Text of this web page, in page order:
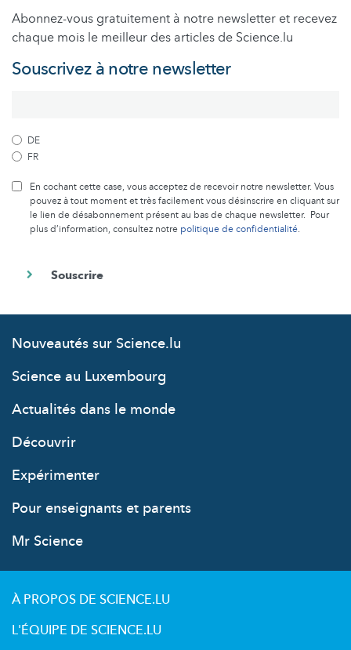
Abonnez-vous gratuitement à notre newsletter et recevez
chaque mois le meilleur des articles de Science.lu
Souscrivez à notre newsletter
DE
FR
En cochant cette case, vous acceptez de recevoir notre newsletter. Vous
pouvez à tout moment et très facilement vous désinscrire en cliquant sur
le lien de désabonnement présent au bas de chaque newsletter. Pour
plus d’information, consultez notre politique de confidentialité.
Nouveautés sur Science.lu
Science au Luxembourg
Actualités dans le monde
Découvrir
Expérimenter
Pour enseignants et parents
Mr Science
À PROPOS DE SCIENCE.LU
L'ÉQUIPE DE SCIENCE.LU